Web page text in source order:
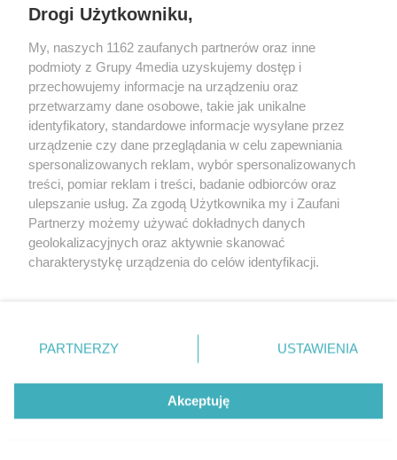
Wydawcą rzeszow-info.pljest:
FUNDACJA MEDIÓW NIEZALEŻNYCH LIBERTAS
ul. Kopernika 10, 35-002 Rzeszów
e-mail:redakcja@rzeszow-info.pl
Zasady dodawania i publikacji komentarzy
Drogi Użytkowniku,
My, naszych 1162 zaufanych partnerów oraz inne
podmioty z Grupy 4media uzyskujemy dostęp i
przechowujemy informacje na urządzeniu oraz
przetwarzamy dane osobowe, takie jak unikalne
identyfikatory, standardowe informacje wysyłane przez
urządzenie czy dane przeglądania w celu zapewniania
spersonalizowanych reklam, wybór spersonalizowanych
treści, pomiar reklam i treści, badanie odbiorców oraz
ulepszanie usług. Za zgodą Użytkownika my i Zaufani
Partnerzy możemy używać dokładnych danych
geolokalizacyjnych oraz aktywnie skanować
charakterystykę urządzenia do celów identyfikacji.
zmienić/wycofać klikając przycisk ustawień prywatności
znajdujący się w lewym dolnym rogu strony
. Niektóre
użytkownika, ale masz prawo sprzeciwić się takiemu
przetwarzaniu. Preferencje będą miały zastosowania tylko
PARTNERZY USTAWIENIA
Akceptuję